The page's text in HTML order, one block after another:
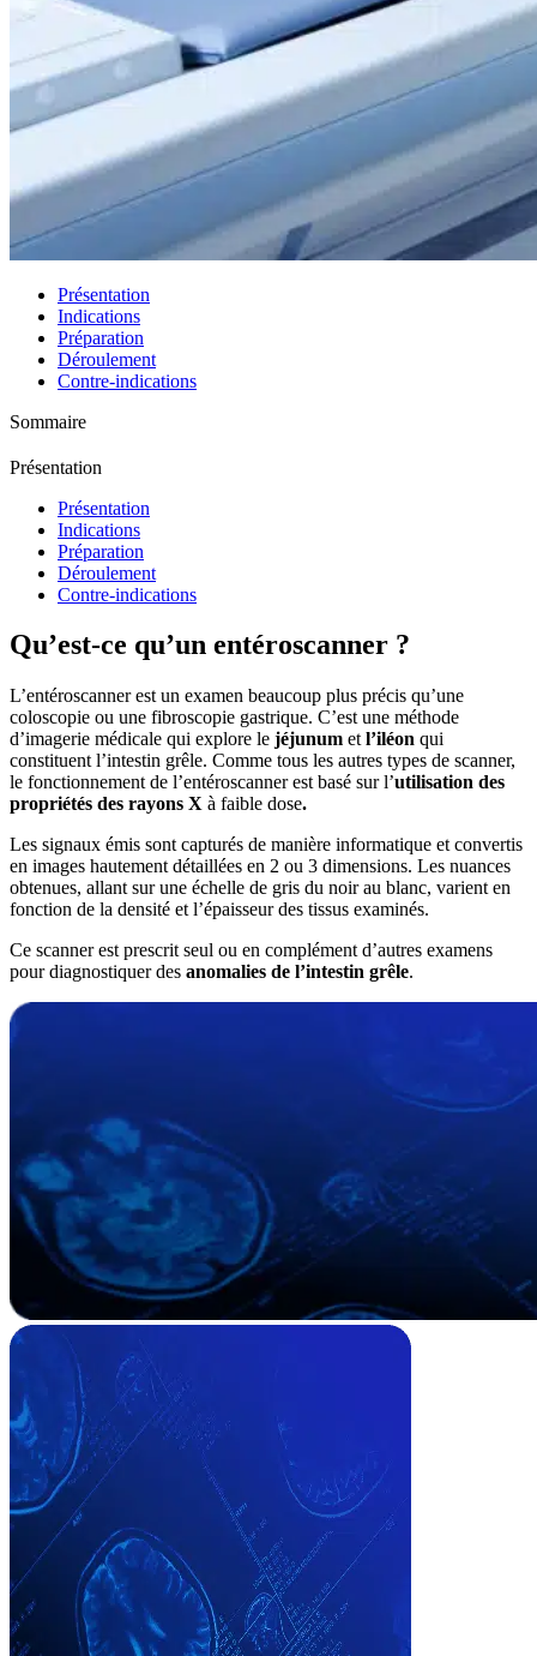
Présentation
Indications
Préparation
Déroulement
Contre-indications
Sommaire
Présentation
Présentation
Indications
Préparation
Déroulement
Contre-indications
Qu’est-ce qu’un entéroscanner ?
L’entéroscanner est un examen beaucoup plus précis qu’une
coloscopie ou une fibroscopie gastrique. C’est une méthode
d’imagerie médicale qui explore le jéjunum et l’iléon qui
constituent l’intestin grêle. Comme tous les autres types de scanner,
le fonctionnement de l’entéroscanner est basé sur l’utilisation des
propriétés des rayons X à faible dose.
Les signaux émis sont capturés de manière informatique et convertis
en images hautement détaillées en 2 ou 3 dimensions. Les nuances
obtenues, allant sur une échelle de gris du noir au blanc, varient en
fonction de la densité et l’épaisseur des tissus examinés.
Ce scanner est prescrit seul ou en complément d’autres examens
pour diagnostiquer des anomalies de l’intestin grêle.